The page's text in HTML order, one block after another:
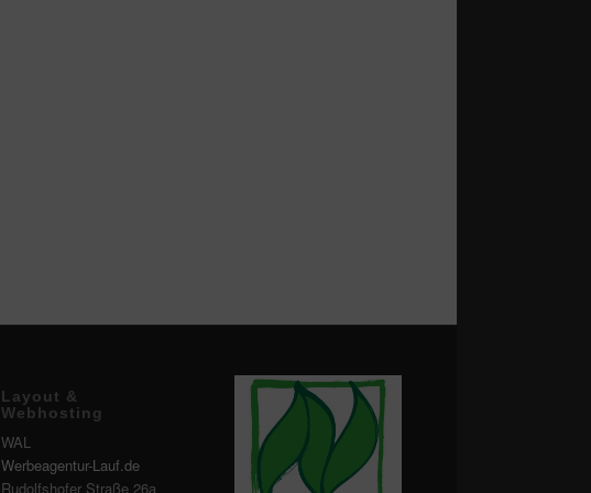
Layout &
Webhosting
WAL
Werbeagentur-Lauf.de
Rudolfshofer Straße 26a